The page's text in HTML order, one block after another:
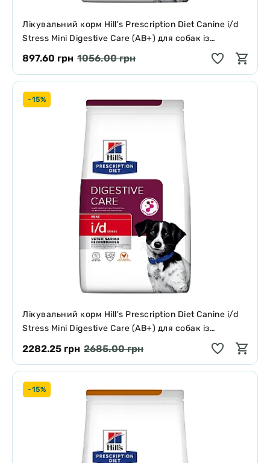
Лікувальний корм Hill's Prescription Diet Canine i/d
Stress Mini Digestive Care (AB+) для собак із
розладами травлення 1 кг
897.60 грн 1056.00 грн
-15%
Лікувальний корм Hill's Prescription Diet Canine i/d
Stress Mini Digestive Care (AB+) для собак із
2282.25 грн 2685.00 грн
-15%